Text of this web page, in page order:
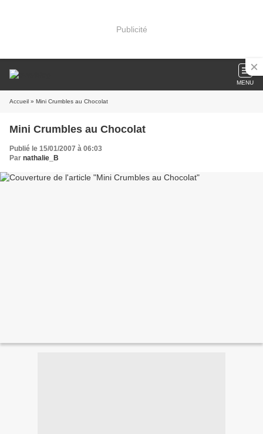
Publicité
MENU
Accueil » Mini Crumbles au Chocolat
Mini Crumbles au Chocolat
Publié le 15/01/2007 à 06:03
Par nathalie_B